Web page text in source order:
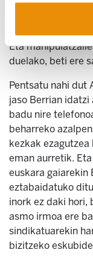
kontrastatu gabe
duelako (ELA
antolatzen
Eta
duelako, beti ere
Pentsatu nahi dut
jaso Berrian
badu nire
beharreko
kezkak
eman aurretik.
euskara gaiarekin
eztabaidatuko
inork ez daki hori,
asmo irmoa ere
sindikatuarekin
bizitzeko